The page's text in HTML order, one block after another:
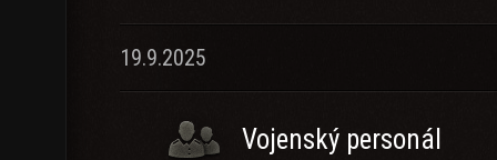
19.9.2025
Vojenský personál